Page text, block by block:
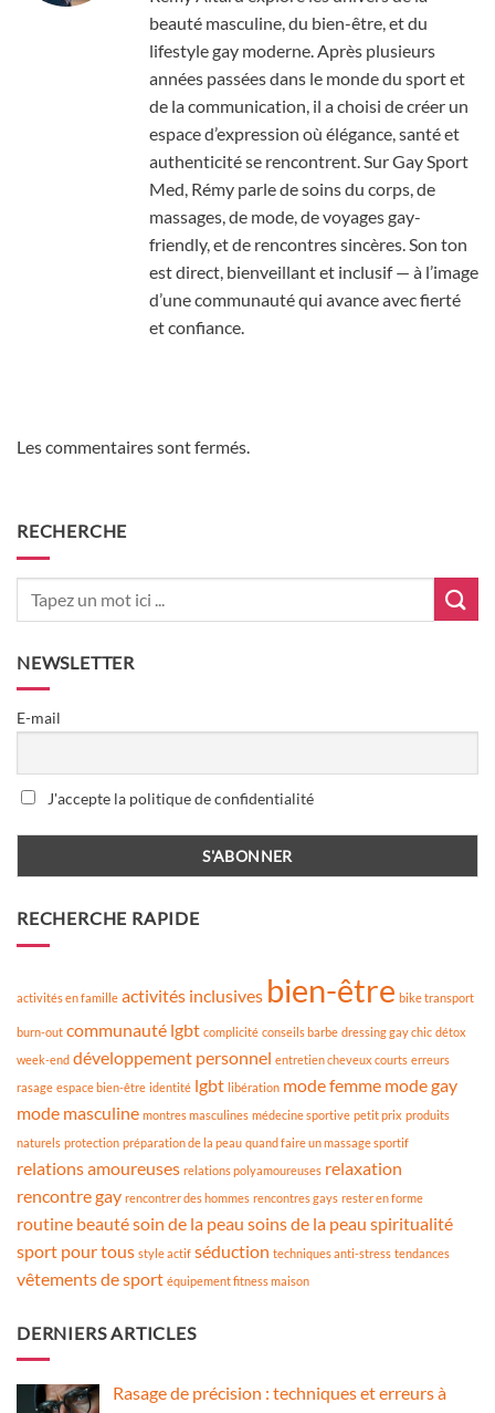
beauté masculine, du bien-être, et du
lifestyle gay moderne. Après plusieurs
années passées dans le monde du sport et
de la communication, il a choisi de créer un
espace d’expression où élégance, santé et
authenticité se rencontrent. Sur Gay Sport
Med, Rémy parle de soins du corps, de
massages, de mode, de voyages gay-
friendly, et de rencontres sincères. Son ton
est direct, bienveillant et inclusif — à l’image
d’une communauté qui avance avec fierté
et confiance.
Les commentaires sont fermés.
RECHERCHE
NEWSLETTER
E-mail
J'accepte la politique de confidentialité
RECHERCHE RAPIDE
activités en famille activités inclusives bien-être bike transport
burn-out communauté lgbt complicité conseils barbe dressing gay chic détox
week-end développement personnel entretien cheveux courts erreurs
rasage espace bien-être identité lgbt libération mode femme mode gay
mode masculine montres masculines médecine sportive petit prix produits
naturels protection préparation de la peau quand faire un massage sportif
relations amoureuses relations polyamoureuses relaxation
rencontre gay rencontrer des hommes rencontres gays rester en forme
routine beautésoin de la peau soins de la peau spiritualité
sport pour tous style actif séduction techniques anti-stress tendances
vêtements de sport équipement fitness maison
DERNIERS ARTICLES
Rasage de précision : techniques et erreurs à